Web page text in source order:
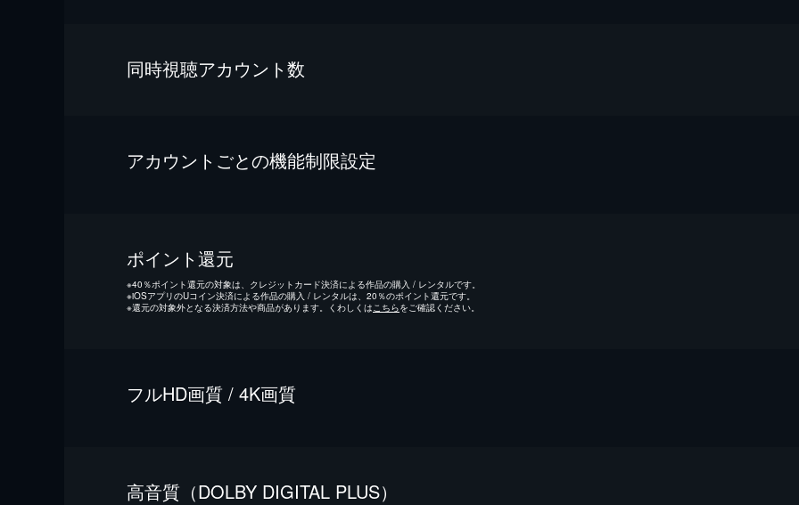
同時視聴アカウント数
アカウントごとの機能制限設定
ポイント還元
※40％ポイント還元の対象は、クレジットカード決済による作品の購入 / レンタルです。
※iOSアプリのUコイン決済による作品の購入 / レンタルは、20％のポイント還元です。
※還元の対象外となる決済方法や商品があります。くわしくは こちらをご確認ください。
フルHD画質 / 4K画質
⾼⾳質（DOLBY DIGITAL PLUS）